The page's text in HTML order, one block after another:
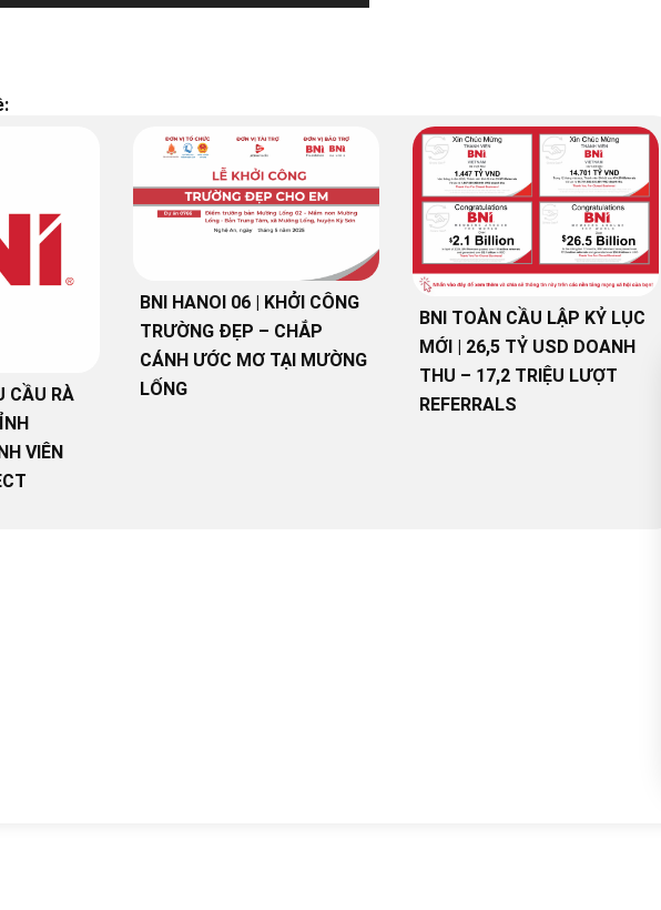
CẦU RÀ
VIÊN
BNI HANOI 06 | KHỞI CÔNG
TRƯỜNG ĐẸP – CHẮP
CÁNH ƯỚC MƠ TẠI MƯỜNG
LỐNG
BNI TOÀN CẦU LẬP KỶ LỤC
MỚI | 26,5 TỶ USD DOANH
THU – 17,2 TRIỆU LƯỢT
REFERRALS